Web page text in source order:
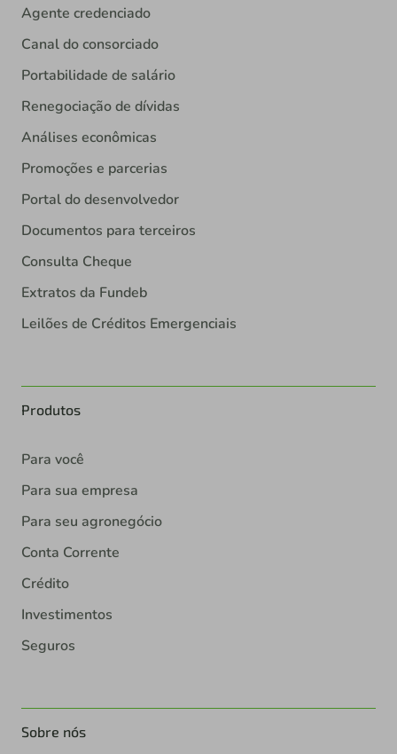
Agente credenciado
Canal do consorciado
Portabilidade de salário
Renegociação de dívidas
Análises econômicas
Promoções e parcerias
Portal do desenvolvedor
Documentos para terceiros
Consulta Cheque
Extratos da Fundeb
Leilões de Créditos Emergenciais
Produtos
Para você
Para sua empresa
Para seu agronegócio
Conta Corrente
Crédito
Investimentos
Seguros
Sobre nós